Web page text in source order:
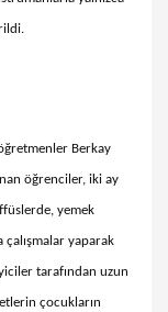
Berkay
öğrenciler, iki ay
yemek
çalışmalar yaparak
tarafından uzun
çocukların